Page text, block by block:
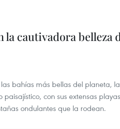
la cautivadora belleza
bahías más bellas del planeta,
con sus extensas
ondulantes que la rodean.